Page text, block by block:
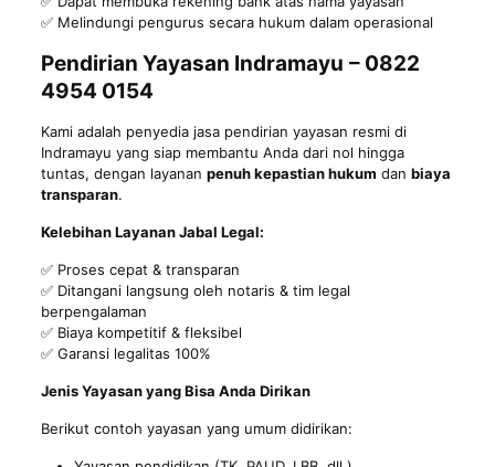
✅ Melindungi pengurus secara hukum dalam operasional
Pendirian Yayasan Indramayu – 0822
4954 0154
Kami adalah penyedia jasa pendirian yayasan resmi di
Indramayu yang siap membantu Anda dari nol hingga
tuntas, dengan layanan penuh kepastian hukum dan biaya
transparan.
Kelebihan Layanan Jabal Legal:
✅ Proses cepat & transparan
✅ Ditangani langsung oleh notaris & tim legal
berpengalaman
✅ Biaya kompetitif & fleksibel
✅ Garansi legalitas 100%
Jenis Yayasan yang Bisa Anda Dirikan
Berikut contoh yayasan yang umum didirikan: